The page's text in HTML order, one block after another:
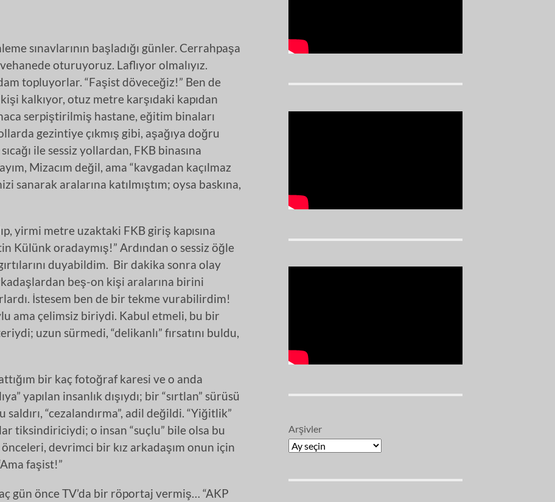
sınavlarının başladığı günler. Cerrahpaşa
oturuyoruz. Laflıyor olmalıyız.
topluyorlar. “Faşist döveceğiz!” Ben de
kalkıyor, otuz metre karşıdaki kapıdan
serpiştirilmiş hastane, eğitim binaları
gezintiye çıkmış gibi, aşağıya doğru
ile sessiz yollardan, FKB binasına
Mizacım değil, ama “kavgadan kaçılmaz
sanarak aralarına katılmıştım; oysa baskına,
yirmi metre uzaktaki FKB giriş kapısına
Külünk oradaymış!” Ardından o sessiz öğle
duyabildim. Bir dakika sonra olay
beş-on kişi aralarına birini
İstesem ben de bir tekme vurabilirdim!
ama çelimsiz biriydi. Kabul etmeli, bu bir
uzun sürmedi, “delikanlı” fırsatını buldu,
bir kaç fotoğraf karesi ve o anda
yapılan insanlık dışıydı; bir “sırtlan” sürüsü
saldırı, “cezalandırma”, adil değildi. “Yiğitlik”
tiksindiriciydi; o insan “suçlu” bile olsa bu
devrimci bir kız arkadaşım onun için
faşist!”
gün önce TV’da bir röportaj vermiş… “AKP
Arşivler